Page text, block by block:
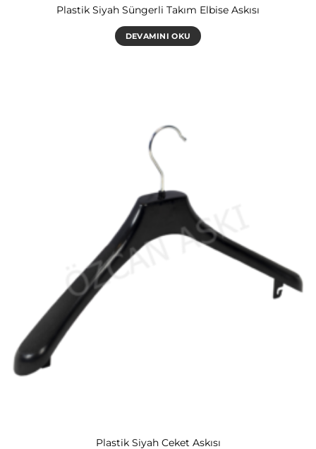
Plastik Siyah Süngerli Takım Elbise Askısı
DEVAMINI OKU
Plastik Siyah Ceket Askısı